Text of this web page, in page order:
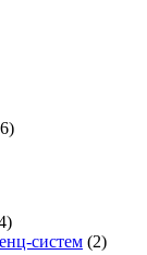
систем (2)